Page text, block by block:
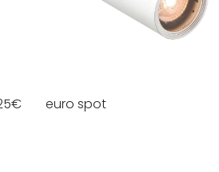
€ euro spot